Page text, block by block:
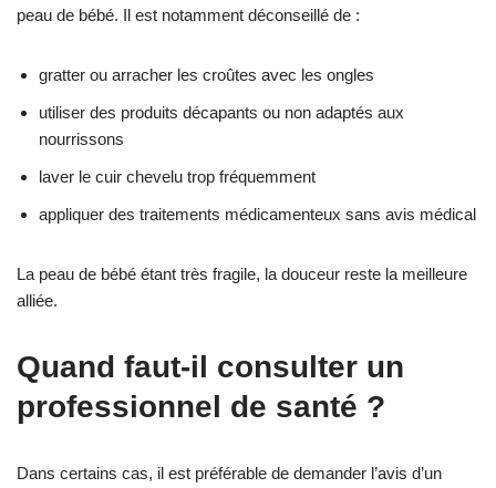
peau de bébé. Il est notamment déconseillé de :
gratter ou arracher les croûtes avec les ongles
utiliser des produits décapants ou non adaptés aux
nourrissons
laver le cuir chevelu trop fréquemment
appliquer des traitements médicamenteux sans avis médical
La peau de bébé étant très fragile, la douceur reste la meilleure
alliée.
Quand faut-il consulter un
professionnel de santé ?
Dans certains cas, il est préférable de demander l’avis d’un